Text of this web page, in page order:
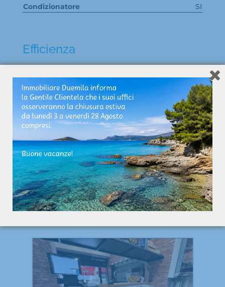
Condizionatore SI
Efficienza
Riscaldamento Autonomo
Annunci Correlati